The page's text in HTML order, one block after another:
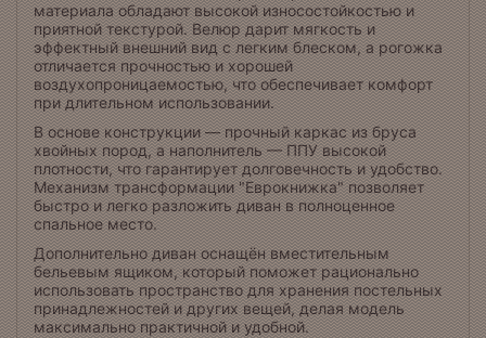
материала обладают высокой износостойкостью и
приятной текстурой. Велюр дарит мягкость и
эффектный внешний вид с легким блеском, а рогожка
отличается прочностью и хорошей
воздухопроницаемостью, что обеспечивает комфорт
при длительном использовании.
В основе конструкции — прочный каркас из бруса
хвойных пород, а наполнитель — ППУ высокой
плотности, что гарантирует долговечность и удобство.
Механизм трансформации "Еврокнижка" позволяет
быстро и легко разложить диван в полноценное
спальное место.
Дополнительно диван оснащён вместительным
бельевым ящиком, который поможет рационально
использовать пространство для хранения постельных
принадлежностей и других вещей, делая модель
максимально практичной и удобной.